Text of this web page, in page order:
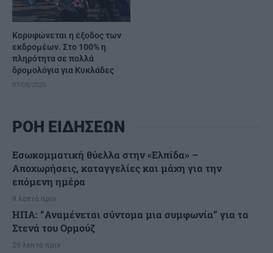
Κορυφώνεται η έξοδος των
εκδρομέων. Στο 100% η
πληρότητα σε πολλά
δρομολόγια για Κυκλάδες
07/08/2026
ΡΟΗ ΕΙΔΗΣΕΩΝ
Εσωκομματική θύελλα στην «Ελπίδα» –
Αποχωρήσεις, καταγγελίες και μάχη για την
επόμενη ημέρα
9 λεπτά πριν
ΗΠΑ: “Αναμένεται σύντομα μια συμφωνία” για τα
Στενά του Ορμούζ
29 λεπτά πριν